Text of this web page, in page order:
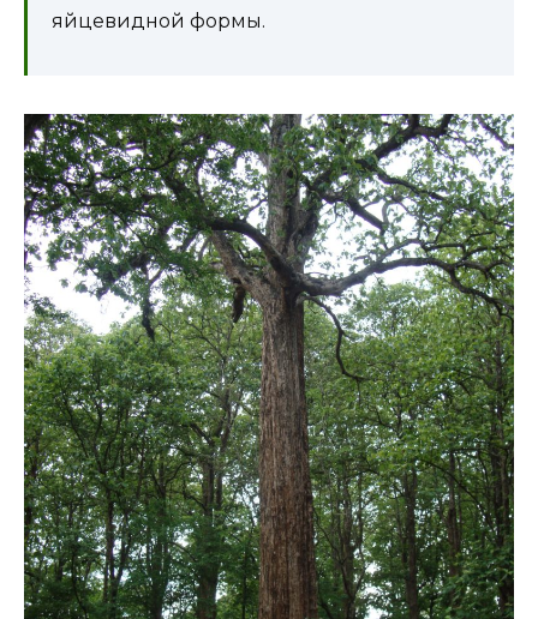
яйцевидной формы.